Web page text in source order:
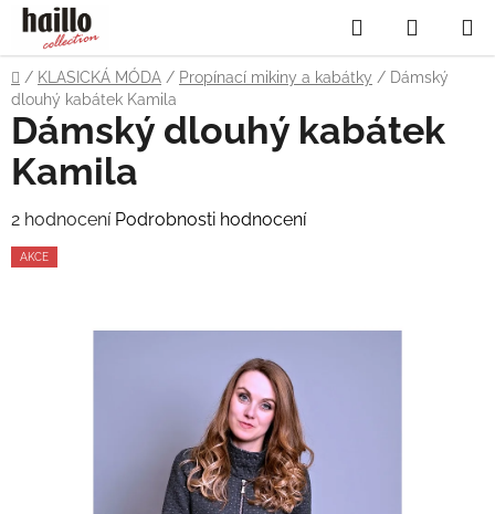
Přejít
obsah
Hledat
KOŠÍK
Domů
/ KLASICKÁ MÓDA / Propínací mikiny a kabátky / Dámský
dlouhý kabátek Kamila
Dámský dlouhý kabátek
Kamila
Průměrné
hodnocení
2 hodnocení Podrobnosti hodnocení
AKCE